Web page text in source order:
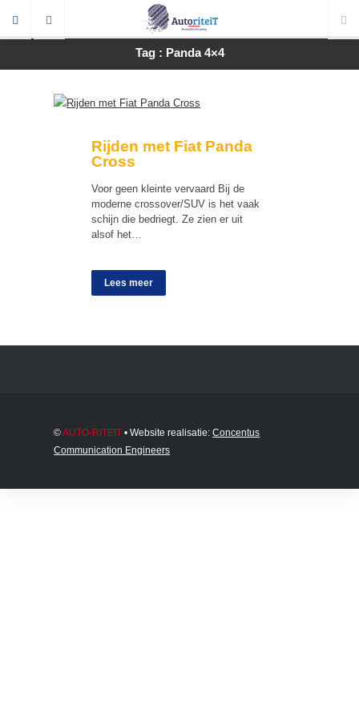
Tag : Panda 4×4
Rijden met Fiat Panda
Cross
Voor geen kleinte vervaard Bij de
moderne crossover/SUV is het vaak
schijn die bedriegt. Ze zien er uit
alsof het…
Lees meer
©AUTO-RITEIT • Website realisatie:Concentus
Communication Engineers